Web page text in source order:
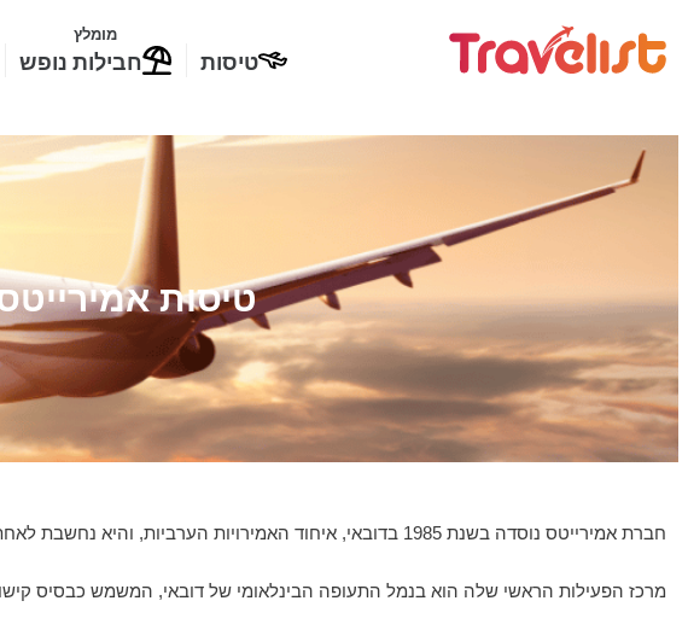
טיסות
מומלץ
חבילות נופש
טיסות
חברת אמירייטס נוסדה בשנת 1985 בדובאי, איחוד האמירויות הערביות, והיא נחשבת לאחת מחברות התעופה המובילות והיוקרתיות בעולם.
מרכז הפעילות הראשי שלה הוא בנמל התעופה הבינלאומי של דובאי, המשמש כבסיס